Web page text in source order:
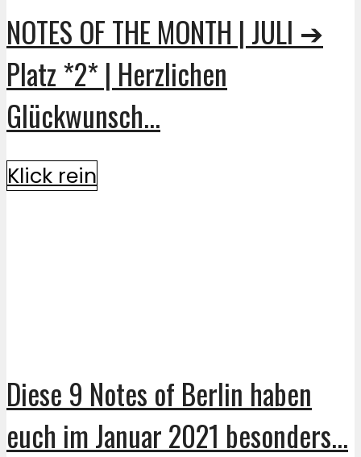
NOTES OF THE MONTH | JULI ➔
Platz *2* | Herzlichen
Glückwunsch...
Klick rein
Diese 9 Notes of Berlin haben
euch im Januar 2021 besonders...